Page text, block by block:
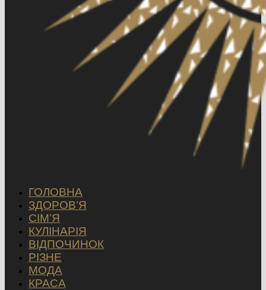
ГОЛОВНА
ЗДОРОВ’Я
СІМ’Я
КУЛІНАРІЯ
ВІДПОЧИНОК
РІЗНЕ
МОДА
КРАСА